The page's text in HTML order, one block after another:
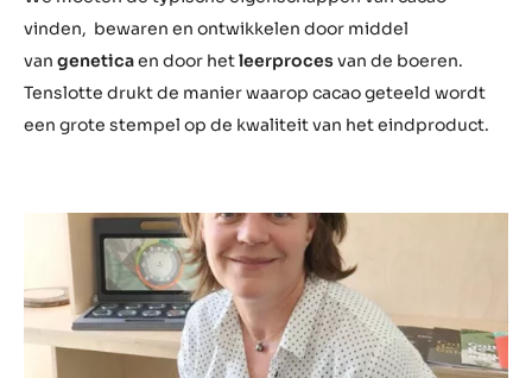
u
.
b
e
/
v
i
n
O
5
4
vinden, bewaren en ontwikkelen door middel
van geneticaen door hetleerprocesvan de boeren.
Tenslotte drukt de manier waarop cacao geteeld wordt
een grote stempel op de kwaliteit van het eindproduct.